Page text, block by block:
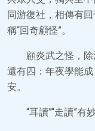
同游復社，相傳有
稱“回奇顧怪”。
顧炎武之怪，
還有四：年夜學能
安。
“耳讀”“走讀”有